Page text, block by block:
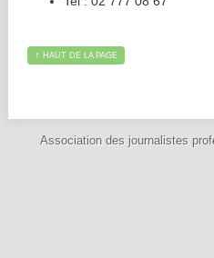
↑ HAUT DE LA PAGE
Association des journalistes